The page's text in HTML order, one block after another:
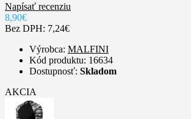
Napísať recenziu
8,90€
Bez DPH: 7,24€
Výrobca: MALFINI
Kód produktu: 16634
Dostupnosť: Skladom
AKCIA